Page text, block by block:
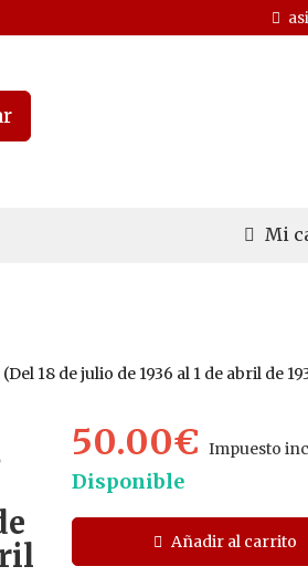
Mi
18 de julio de 1936 al 1 de abril de
50.00€Impuesto
Disponible
Añadir al carrito